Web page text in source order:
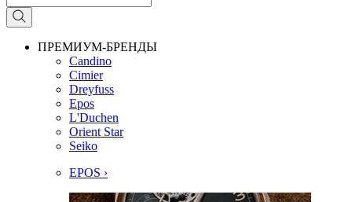
ПРЕМИУМ-БРЕНДЫ
Candino
Cimier
Dreyfuss
Epos
L'Duchen
Orient Star
Seiko
EPOS ›